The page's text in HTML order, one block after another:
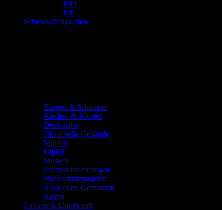
E10
E11
Sehenswürdigkeiten
Burgen & Schlösser
Kirchen & Klöster
Denkmäler
Historische Gebäude
Mühlen
Gipfel
Museen
Freizeiteinrichtungen
Naturschutzprojekte
Römer und Germanen
Kelten
Einkehr & Unterkunft